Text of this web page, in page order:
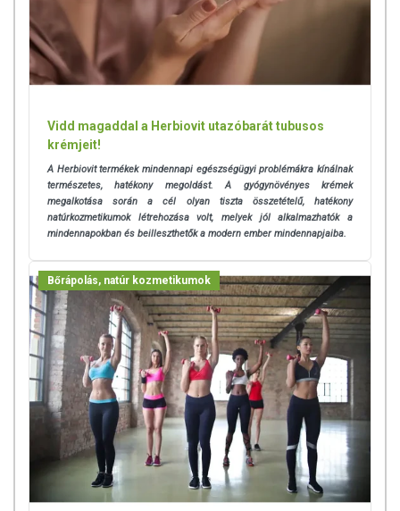
Vidd magaddal a Herbiovit utazóbarát tubusos
krémjeit!
A Herbiovit termékek mindennapi egészségügyi problémákra kínálnak
természetes, hatékony megoldást. A gyógynövényes krémek
megalkotása során a cél olyan tiszta összetételű, hatékony
natúrkozmetikumok létrehozása volt, melyek jól alkalmazhatók a
mindennapokban és beilleszthetők a modern ember mindennapjaiba.
Bőrápolás, natúr kozmetikumok